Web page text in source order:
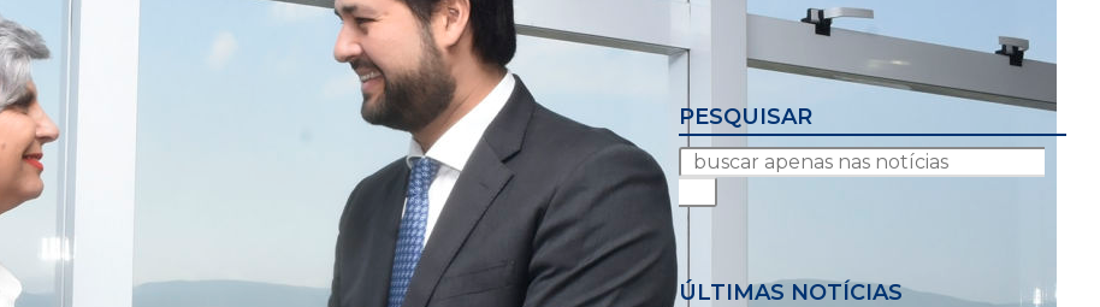
PESQUISAR
ÚLTIMAS NOTÍCIAS